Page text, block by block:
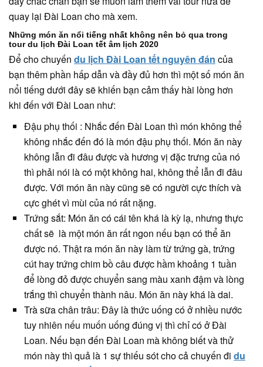
quay lại Đài Loan cho mà xem.
Những món ăn nổi tiếng nhất không nên bỏ qua trong
tour du lịch Đài Loan tết âm lịch 2020
Để cho chuyến du lịch Đài Loan tết nguyên đán của
bạn thêm phần hấp dẫn và đầy đủ hơn thì một số món ăn
nổi tiếng dưới đây sẽ khiến bạn cảm thấy hài lòng hơn
khi đến với Đài Loan như:
Đậu phụ thối : Nhắc đến Đài Loan thì món không thể
không nhắc đến đó là món đậu phụ thối. Món ăn này
không lẫn đi đâu được và hương vị đặc trưng của nó
thì phải nói là có một không hai, không thể lẫn đi đâu
được. Với món ăn này cũng sẽ có người cực thích và
cực ghét vì mùi của nó rất nặng.
Trứng sắt: Món ăn có cái tên khá là kỳ lạ, nhưng thực
chất sẽ là một món ăn rất ngon nếu bạn có thể ăn
được nó. Thật ra món ăn này làm từ trứng gà, trứng
cút hay trứng chim bồ câu được hầm khoảng 1 tuần
để lòng đỏ được chuyển sang màu xanh đậm và lòng
trắng thì chuyển thành nâu. Món ăn này khá là dai.
Trà sữa chân trâu: Đây là thức uống có ở nhiều nước
tuy nhiên nếu muốn uống đúng vị thì chỉ có ở Đài
Loan. Nếu bạn đến Đài Loan mà không biết và thử
món này thì quả là 1 sự thiếu sót cho cả chuyến đi du